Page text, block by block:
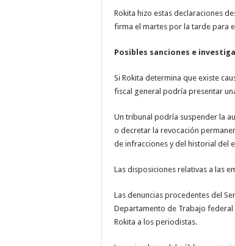
Rokita hizo estas declaraciones
firma el martes por la tarde para
Posibles sanciones e
Si Rokita determina que existe
fiscal general podría presentar
Un tribunal podría suspender la
o decretar la revocación
de infracciones y del historial del
Las disposiciones relativas a las
Las denuncias procedentes del
Departamento de Trabajo
Rokita a los periodistas.